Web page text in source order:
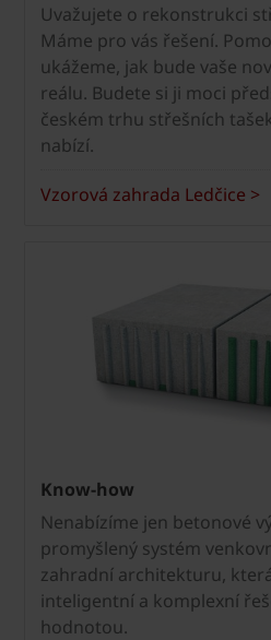
Uvažujete o rekonstrukci
Máme pro vás řešení.
ukážeme, jak bude vaše
reálu. Budete si ji moci
českém trhu střešních
nabízí.
Vzorová zahrada Ledčice >
Know-how
Nenabízíme jen betonové
promyšlený systém
zahradní architekturu,
inteligentní a komplexní
hodnotou.